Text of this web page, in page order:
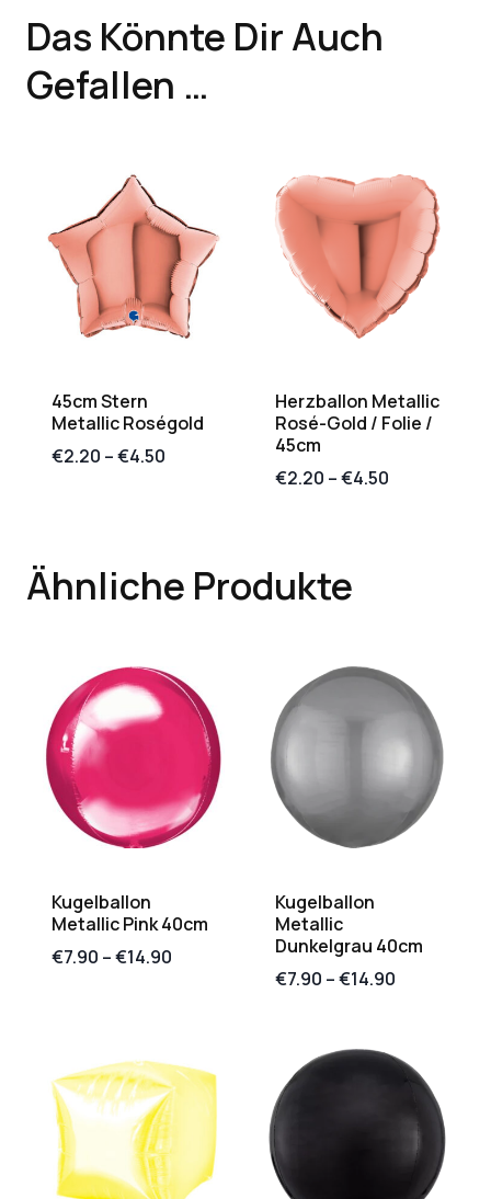
Das Könnte Dir Auch
Gefallen …
45cm Stern
Metallic Roségold
€2.20 –€4.50
Herzballon Metallic
Rosé-Gold / Folie /
45cm
€2.20 –€4.50
Ähnliche Produkte
Kugelballon
Metallic Pink 40cm
€7.90 –€14.90
Kugelballon
Metallic
Dunkelgrau 40cm
€7.90 –€14.90